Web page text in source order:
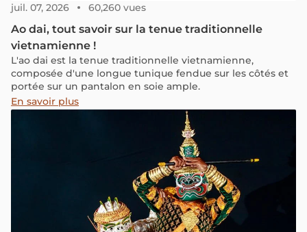
juil. 07, 2026 60,260 vues
Ao dai, tout savoir sur la tenue traditionnelle
vietnamienne !
L'ao dai est la tenue traditionnelle vietnamienne,
composée d'une longue tunique fendue sur les côtés et
portée sur un pantalon en soie ample.
En savoir plus